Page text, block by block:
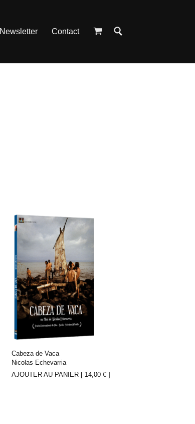
Newsletter Contact
Cabeza de Vaca
Nicolas Echevarria
AJOUTER AU PANIER [ 14,00 €]